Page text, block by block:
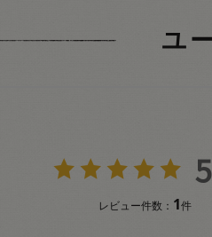
ユ
レビュー件数： 1件